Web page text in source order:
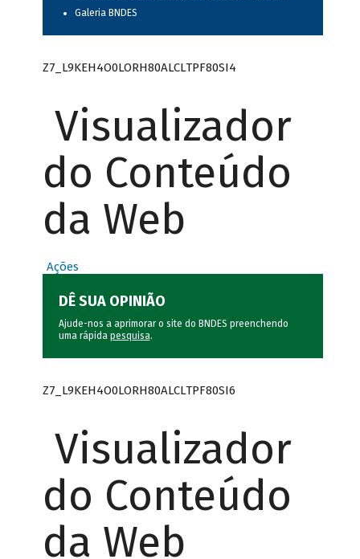
Galeria BNDES
Z7_L9KEH4O0LORH80ALCLTPF80SI4
Visualizador
do Conteúdo
da Web
Ações
DÊ SUA OPINIÃO
Ajude-nos a aprimorar o site do BNDES preenchendo
uma rápida pesquisa.
Z7_L9KEH4O0LORH80ALCLTPF80SI6
Visualizador
do Conteúdo
da Web